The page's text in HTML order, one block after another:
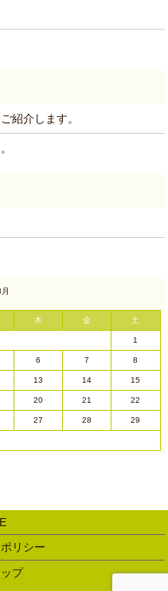
紹介します。
木 金 土
1
6 7 8
13 14 15
20 21 22
27 28 29
リシー
プ